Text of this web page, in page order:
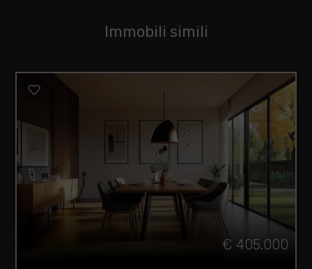
Immobili simili
€ 405.000